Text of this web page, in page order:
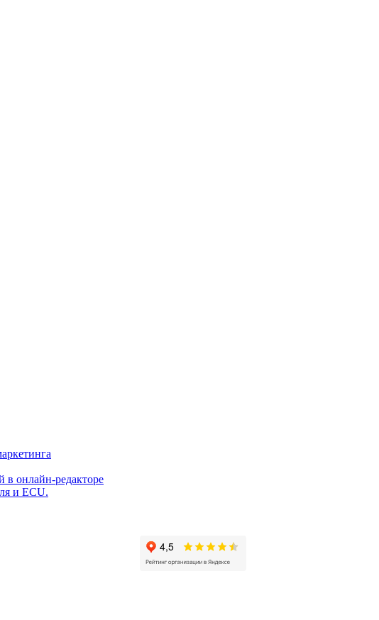
в онлайн-редакторе
и ECU.